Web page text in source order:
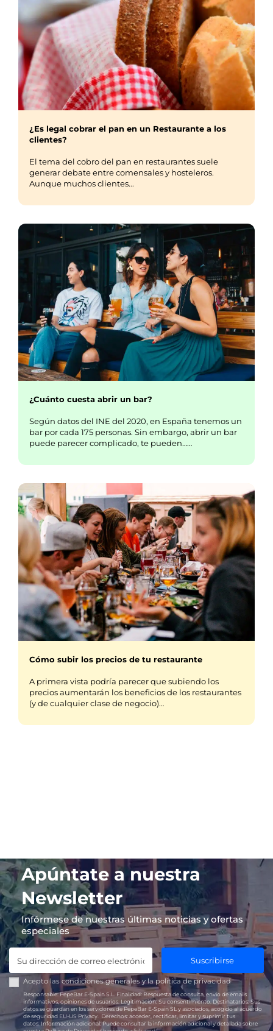
¿Es legal cobrar el pan en un Restaurante a los
clientes?
El tema del cobro del pan en restaurantes suele
generar debate entre comensales y hosteleros.
Aunque muchos clientes...
¿Cuánto cuesta abrir un bar?
Según datos del INE del 2020, en España tenemos un
bar por cada 175 personas. Sin embargo, abrir un bar
puede parecer complicado, te pueden……
Cómo subir los precios de tu restaurante
A primera vista podría parecer que subiendo los
precios aumentarán los beneficios de los restaurantes
(y de cualquier clase de negocio)…
Apúntate a nuestra
Newsletter
Infórmese de nuestras últimas noticias y ofertas
especiales
Suscribirse
Acepto las condiciones generales y lapolítica de privacidad
Responsable:PepeBar E-Spain S.L. Finalidad: Respuesta de consulta, envío de emails
informativos, opiniones de usuarios. Legitimación: Su consentimiento. Destinatarios: Sus
datos se guardan en los servidores de PepeBar E-Spain SL y asociados, acogido al acuerdo
de seguridad EU-US Privacy.
Derechos: acceder, rectificar, limitar y suprimir tus
datos. Información adicional:Puede consultar la información adicional y detallada sobre